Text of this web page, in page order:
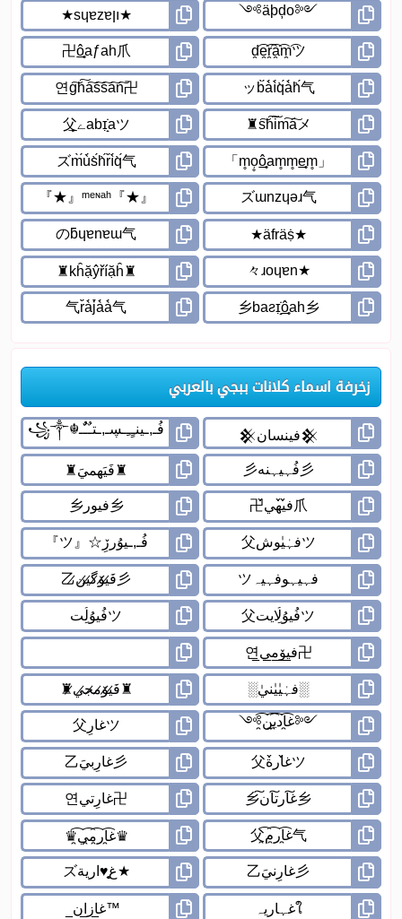
زخرفة اسماء كلانات ببجي بالعربي